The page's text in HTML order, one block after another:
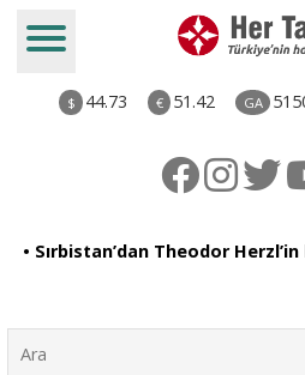
$ 44.73 € 51.42 GA
• Sırbistan’dan Theodor